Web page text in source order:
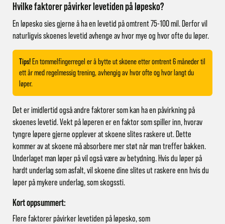
Hvilke faktorer påvirker levetiden på løpesko?
En løpesko sies gjerne å ha en levetid på omtrent 75-100 mil. Derfor vil
naturligvis skoenes levetid avhenge av hvor mye og hvor ofte du løper.
Tips!En tommelfingerregel er å bytte ut skoene etter omtrent 6 måneder til
ett år med regelmessig trening, avhengig av hvor ofte og hvor langt du
løper.
Det er imidlertid også andre faktorer som kan ha en påvirkning på
skoenes levetid. Vekt på løperen er en faktor som spiller inn, hvorav
tyngre løpere gjerne opplever at skoene slites raskere ut. Dette
kommer av at skoene må absorbere mer støt når man treffer bakken.
Underlaget man løper på vil også være av betydning. Hvis du løper på
hardt underlag som asfalt, vil skoene dine slites ut raskere enn hvis du
løper på mykere underlag, som skogssti.
Kort oppsummert:
Flere faktorer påvirker levetiden på løpesko, som